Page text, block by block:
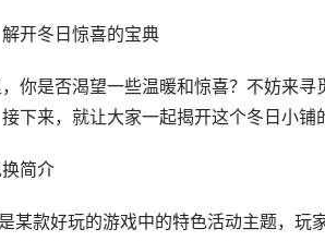
开冬日惊喜的宝典
你是否渴望一些温暖和惊喜？不妨来
下来，就让大家一起揭开这个冬日小铺
简介
某款好玩的游戏中的特色活动主题，